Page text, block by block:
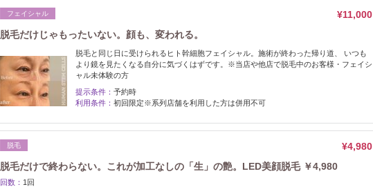
フェイシャル
¥11,000
脱毛だけじゃもったいない。顔も、変われる。
脱毛と同じ日に受けられるヒト幹細胞フェイシャル。施術が終わった帰り道、 いつも
より鏡を見たくなる自分に気づくはずです。※当店や他店で脱毛中のお客様・フェイシ
ャル未体験の方
提示条件： 予約時
利用条件： 初回限定※系列店舗を利用した方は併用不可
脱毛
¥4,980
脱毛だけで終わらない。これが加工なしの「生」の艶。LED美顔脱毛 ￥4,980
回数： 1回